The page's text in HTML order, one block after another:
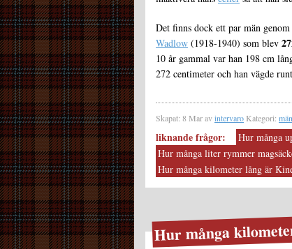
Det finns dock ett par män
Wadlow (1918-1940) som blev
10 år gammal var han 198 cm
272 centimeter och han vägde
Skapat: 8 Mar avintervaro Kategori:
liknande frågor:
Hur många
Hur många liter rymmer
Hur många kilometer lång är
Hur många